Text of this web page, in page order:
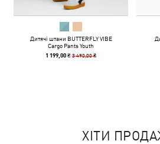
Дитячі штани BUTTERFLY VIBE
Cargo Pants Youth
1 199,00 ₴3 490,00 ₴
ХІТИ